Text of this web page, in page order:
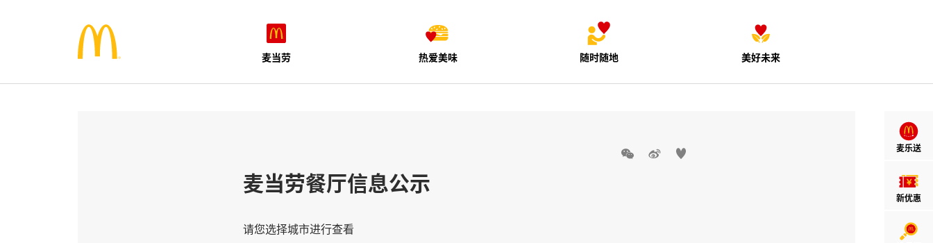
麦当劳 热爱美味 随时随地 美好未来
麦乐送
新优惠
  
麦当劳餐厅信息公示
请您选择城市进行查看